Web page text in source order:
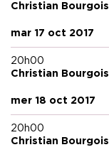
Christian Bourgois
mar 17 oct 2017
20h00
Christian Bourgois
mer 18 oct 2017
20h00
Christian Bourgois